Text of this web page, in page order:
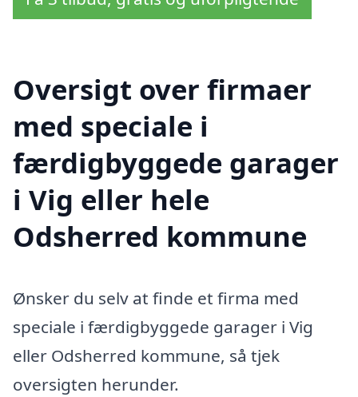
Oversigt over firmaer
med speciale i
færdigbyggede garager
i Vig eller hele
Odsherred kommune
Ønsker du selv at finde et firma med
speciale i færdigbyggede garager i Vig
eller Odsherred kommune, så tjek
oversigten herunder.